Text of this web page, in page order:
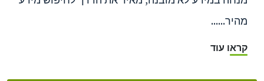
מהיר......
קראו עוד